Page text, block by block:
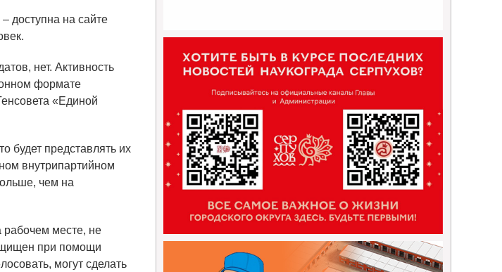
доступна на сайте
нет. Активность
формате
«Единой
будет представлять их
внутрипартийном
чем на
месте, не
при помощи
могут сделать